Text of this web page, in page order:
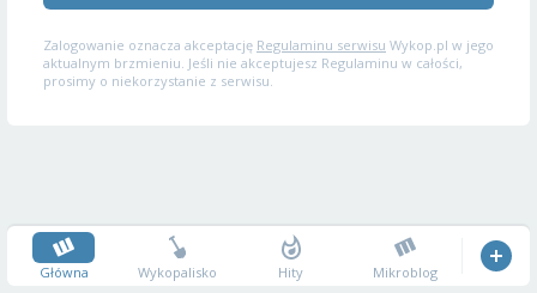
Zalogowanie oznacza akceptację Regulaminu serwisu Wykop.pl w jego
aktualnym brzmieniu. Jeśli nie akceptujesz Regulaminu w całości,
prosimy o niekorzystanie z serwisu.
Główna Wykopalisko Hity Mikroblog